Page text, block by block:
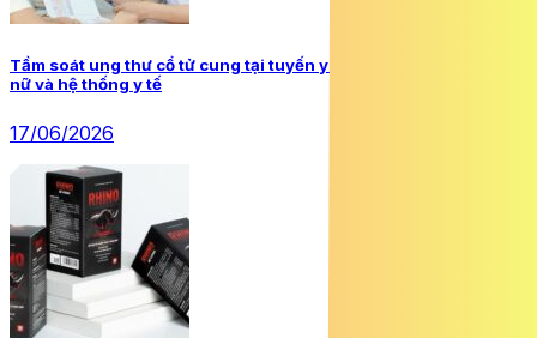
Tầm soát ung thư cổ tử cung tại tuyến y tế cơ sở: Lợi ích cho phụ
nữ và hệ thống y tế
17/06/2026